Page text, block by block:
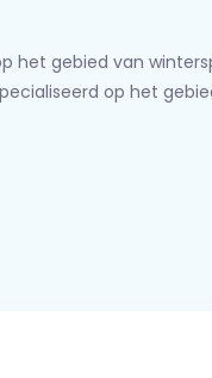
het gebied van
op het